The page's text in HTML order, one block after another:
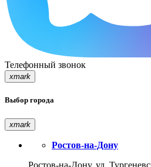
Телефонный звонок
xmark
Выбор города
xmark
Ростов-на-Дону
Ростов-на-Дону, ул.